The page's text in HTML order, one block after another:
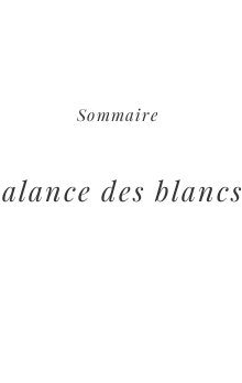
Sommaire
des blancs